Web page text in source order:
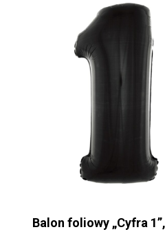
Balon foliowy „Cyfra